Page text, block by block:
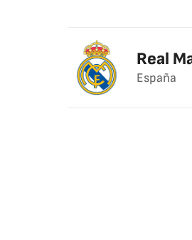
Real
España